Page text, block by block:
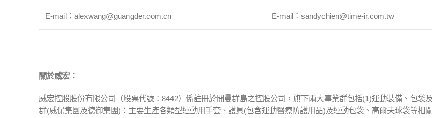
E-mail：alexwang@guangder.com.cn E-mail：sandychien@time-ir.com.tw
關於威宏：
威宏控股股份有限公司（股票代號：8442）係註冊於開曼群島之控股公司，旗下兩大事業群包括(1)運動裝備、包袋
群(威保集團及德御集團)：主要生產各類型運動用手套、護具(包含運動醫療防護用品)及運動包袋、高爾夫球袋等相